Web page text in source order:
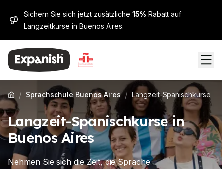
Sichern Sie sich jetzt zusätzliche 15% Rabatt auf
Langzeitkurse in Buenos Aires.
/ Sprachschule Buenos Aires / Langzeit-Spanischkurse
Langzeit-Spanischkurse in
Buenos Aires
Nehmen Sie sich die Zeit, die Sprache